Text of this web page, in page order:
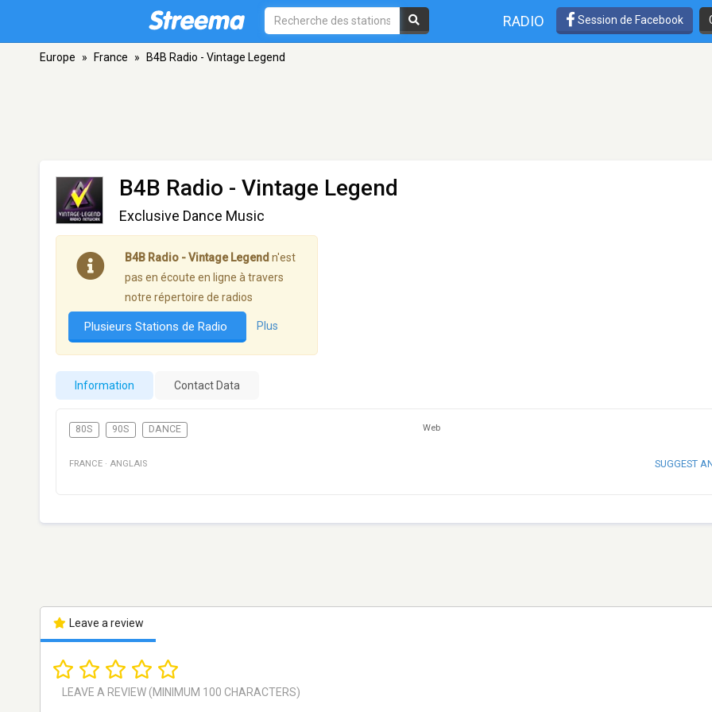
RADIO Session de Facebook
Europe » France » B4B Radio - Vintage Legend
B4B Radio - Vintage Legend
Exclusive Dance Music
B4B Radio - Vintage Legend n'est
pas en écoute en ligne à travers
notre répertoire de radios
Plusieurs Stations de Radio Plus
Information Contact Data
80S 90S DANCE Web
FRANCE · ANGLAIS SUGGEST
Leave a review